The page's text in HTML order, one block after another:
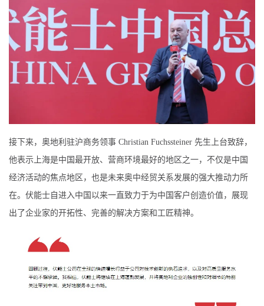
接下来，奥地利驻沪商务领事 Christian Fuchssteiner 先生上台致辞，
他表示上海是中国最开放、营商环境最好的地区之一，不仅是中国
经济活动的焦点地区，也是未来奥中经贸关系发展的强大推动力所
在。伏能士自进入中国以来一直致力于为中国客户创造价值，展现
出了企业家的开拓性、完善的解决方案和工匠精神。